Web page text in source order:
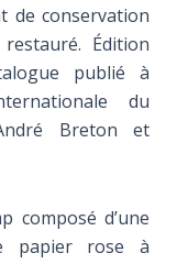
de conservation
Édition
publié à
du
Breton et
composé d’une
papier rose à